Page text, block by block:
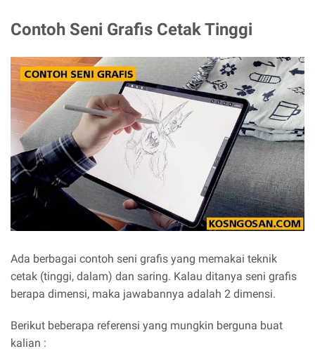
Contoh Seni Grafis Cetak Tinggi
Ada berbagai contoh seni grafis yang memakai teknik
cetak (tinggi, dalam) dan saring. Kalau ditanya seni grafis
berapa dimensi, maka jawabannya adalah 2 dimensi.
Berikut beberapa referensi yang mungkin berguna buat
kalian :